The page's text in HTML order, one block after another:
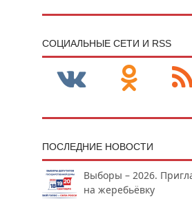
CОЦИАЛЬНЫЕ СЕТИ И RSS
ПОСЛЕДНИЕ НОВОСТИ
Выборы – 2026.
на жеребьёвку